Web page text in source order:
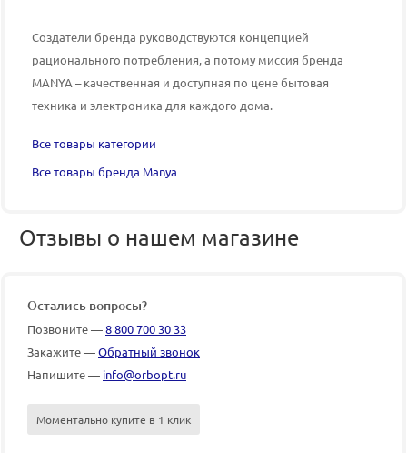
Создатели бренда руководствуются концепцией
рационального потребления, а потому миссия бренда
MANYA – качественная и доступная по ценебытовая
техника и электроника для каждого дома.
Все товары категории
Все товары бренда Manya
Отзывы о нашем магазине
Остались вопросы?
Позвоните —8 800 700 30 33
Закажите —Обратный звонок
Напишите — info@orbopt.ru
Моментально купите в 1 клик